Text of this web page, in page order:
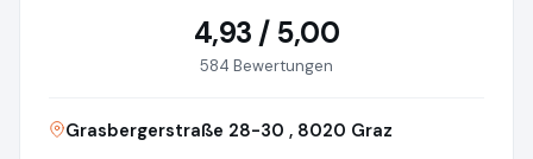
4,93 / 5,00
584 Bewertungen
Grasbergerstraße 28-30 , 8020 Graz